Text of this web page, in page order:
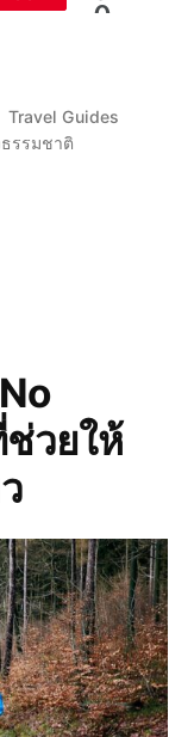
0
Posted
in
Travel Guides
ธรรมชาติ
วยให้